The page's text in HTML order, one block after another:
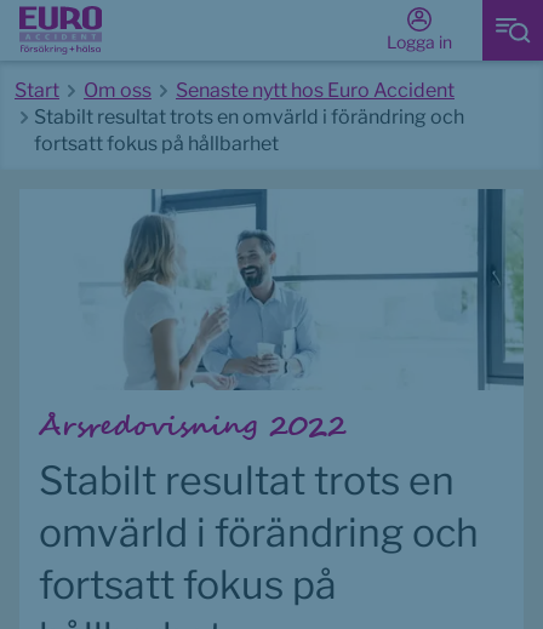
Logga in
Start Om oss
Senaste nytt hos Euro Accident
Stabilt resultat trots en omvärld i förändring och
fortsatt fokus på hållbarhet
Årsredovisning 2022
Stabilt resultat trots en
omvärld i förändring och
fortsatt fokus på